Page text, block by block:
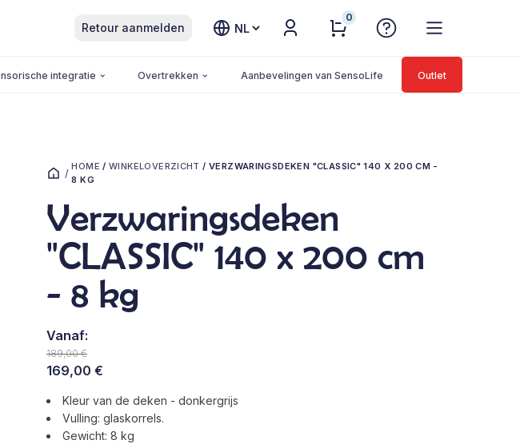
Retour aanmelden
Kies
0
integratie Overtrekken Aanbevelingen van SensoLife Outlet
/
HOME /WINKELOVERZICHT /VERZWARINGSDEKEN "CLASSIC" 140 X 200 CM -
8 KG
Verzwaringsdeken
"CLASSIC" 140 x 200 cm
- 8 kg
Vanaf:
189,00€
Oorspronkelijke
was:
189,00 €.
169,00 €
is:
169,00 €.
Kleur van de deken - donkergrijs
Vulling:​ glaskorrels.
Gewicht: 8 kg